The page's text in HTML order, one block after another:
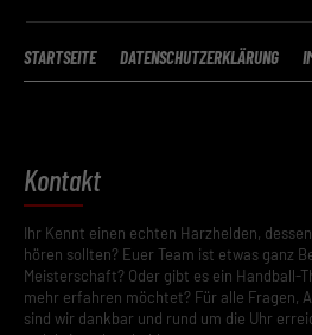
STARTSEITE DATENSCHUTZERKLÄRUNG
Kontakt
Ihr Kennt einen echten Harzhelden,
hören sollten? Euer Team ist etwas ganz
Meisterschaft? Oder gibt es ein Handball-
mehr erfahren möchtet? Für alle Fragen,
sind wir dankbar und rund um die Uhr